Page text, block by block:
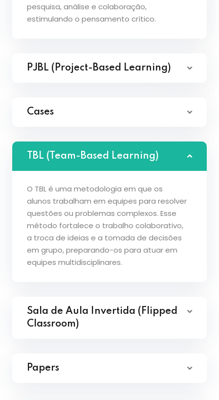
pesquisa, análise e colaboração,
estimulando o pensamento crítico.
PJBL (Project-Based Learning)
Cases
TBL (Team-Based Learning)
O TBL é uma metodologia em que os
alunos trabalham em equipes para resolver
questões ou problemas complexos. Esse
método fortalece o trabalho colaborativo,
a troca de ideias e a tomada de decisões
em grupo, preparando-os para atuar em
equipes multidisciplinares.
Sala de Aula Invertida (Flipped
Classroom)
Papers